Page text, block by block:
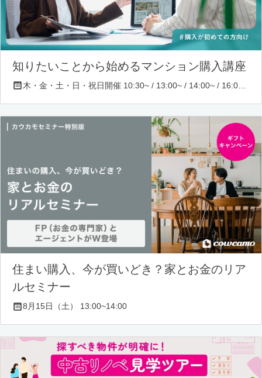
知りたいことから始めるマンション購入講座
住まい購入、今が買いどき？家とお金のリア
ルセミナー
8月15日（土） 13:00~14:00